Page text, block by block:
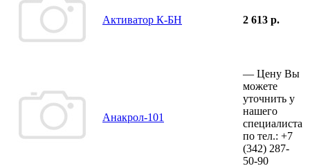
Активатор К-БН 2 613 р.
Анакрол-101
— Цену Вы
можете
уточнить у
нашего
специалиста
по тел.: +7
(342) 287-
50-90